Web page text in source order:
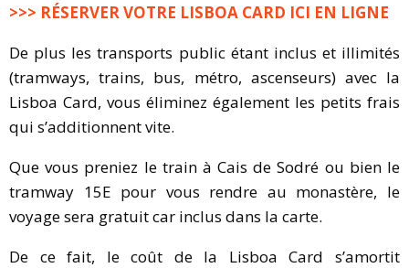
>>> RÉSERVER VOTRE LISBOA CARD ICI EN LIGNE
De plus les transports public étant inclus et illimités
(tramways, trains, bus, métro, ascenseurs) avec la
Lisboa Card, vous éliminez également les petits frais
qui s’additionnent vite.
Que vous preniez le train à Cais de Sodré ou bien le
tramway 15E pour vous rendre au monastère, le
voyage sera gratuit car inclus dans la carte.
De ce fait, le coût de la Lisboa Card s’amortit